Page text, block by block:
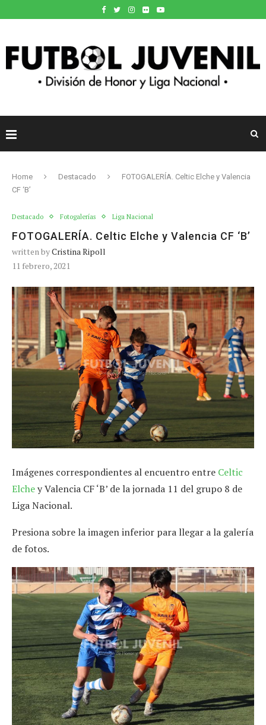
Home Destacado
FOTOGALERÍA. Celtic Elche y Valencia
CF ‘B’
Destacado Fotogalerías Liga Nacional
FOTOGALERÍA. Celtic Elche y Valencia CF ‘B’
written byCristina Ripoll
11 febrero, 2021
Imágenes correspondientes al encuentro entre Celtic
Elchey Valencia CF ‘B’ de la jornada 11 del grupo 8 de
Liga Nacional.
Presiona sobre la imagen inferior para llegar a la galería
de fotos.